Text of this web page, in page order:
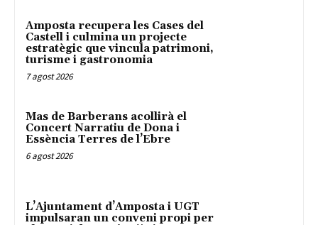
Amposta recupera les Cases del
Castell i culmina un projecte
estratègic que vincula patrimoni,
turisme i gastronomia
7 agost 2026
Mas de Barberans acollirà el
Concert Narratiu de Dona i
Essència Terres de l’Ebre
6 agost 2026
L’Ajuntament d’Amposta i UGT
impulsaran un conveni propi per